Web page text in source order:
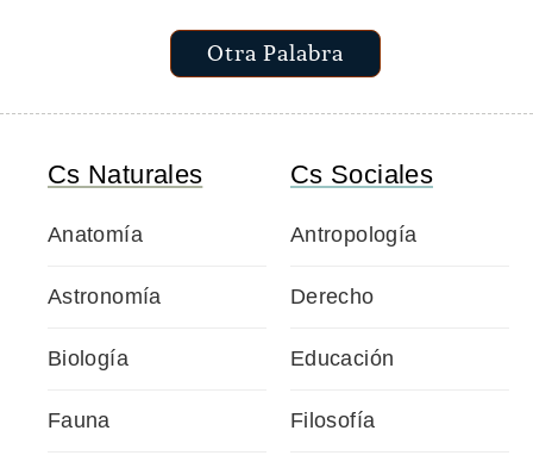
Otra Palabra
Cs Naturales
Anatomía
Astronomía
Biología
Fauna
Cs Sociales
Antropología
Derecho
Educación
Filosofía